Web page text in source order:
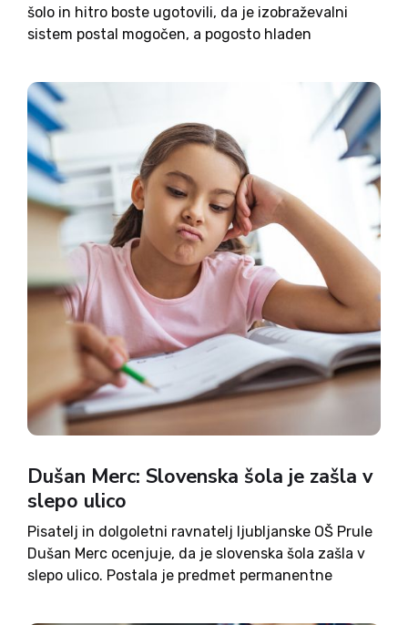
šolo in hitro boste ugotovili, da je izobraževalni
sistem postal mogočen, a pogosto hladen
fakultete, starši v šole prihajajo oboroženi z
odvetniki, učitelji pa se...
Dušan Merc: Slovenska šola je zašla v
slepo ulico
Pisatelj in dolgoletni ravnatelj ljubljanske OŠ Prule
Dušan Merc ocenjuje, da je slovenska šola zašla v
slepo ulico. Postala je predmet permanentne
birokratska sprememba s slabega na slabše. To se